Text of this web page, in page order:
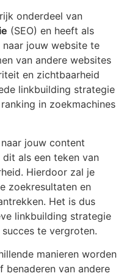
onderdeel van
(SEO) en heeft als
jouw website te
van andere websites
en zichtbaarheid
linkbuilding strategie
in zoekmachines
jouw content
als een teken van
Hierdoor zal je
zoekresultaten en
Het is dus
linkbuilding strategie
te vergroten.
manieren worden
van andere